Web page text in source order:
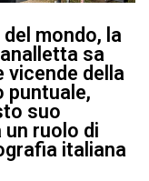
mondo, la
sa
vicende della
puntuale,
suo
ruolo di
italiana